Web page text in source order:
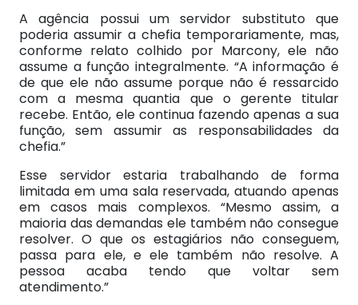
A agência possui um servidor substituto que
poderia assumir a chefia temporariamente, mas,
conforme relato colhido por Marcony, ele não
assume a função integralmente. “A informação é
de que ele não assume porque não é ressarcido
com a mesma quantia que o gerente titular
recebe. Então, ele continua fazendo apenas a sua
função, sem assumir as responsabilidades da
chefia.”
Esse servidor estaria trabalhando de forma
limitada em uma sala reservada, atuando apenas
em casos mais complexos. “Mesmo assim, a
maioria das demandas ele também não consegue
resolver. O que os estagiários não conseguem,
passa para ele, e ele também não resolve. A
pessoa acaba tendo que voltar sem
atendimento.”